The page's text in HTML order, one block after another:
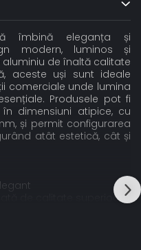
îmbină eleganța și
modern, luminos și
aluminiu de înaltă calitate
aceste uși sunt ideale
comerciale unde lumina
Produsele pot fi
dimensiuni atipice, cu
și permit configurarea
atât estetică, cât și
de calitate superioară
dimensiuni atipice
sau spații comerciale